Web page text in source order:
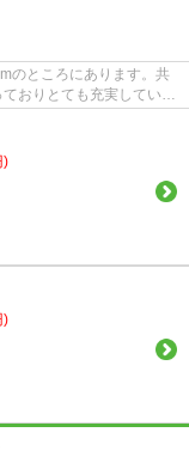
のところにあります。共
おりとても充実していま
)
)